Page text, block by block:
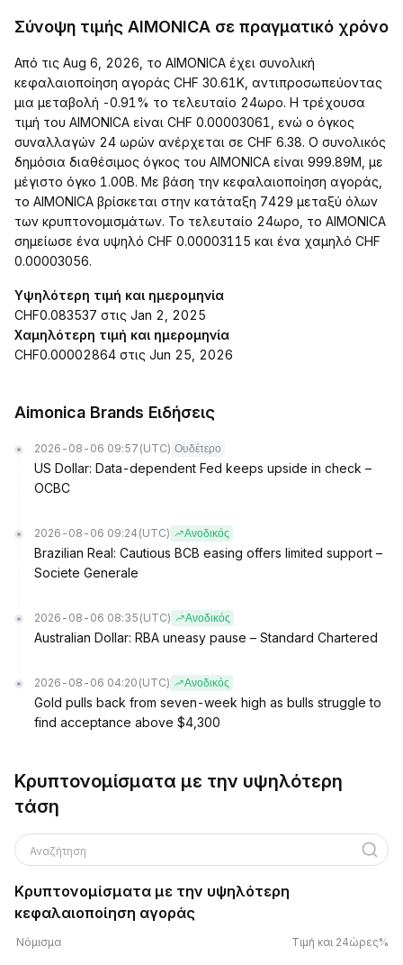
Σύνοψη τιμής AIMONICA σε πραγματικό χρόνο
Από τις Aug 6, 2026, το AIMONICA έχει συνολική
κεφαλαιοποίηση αγοράς CHF 30.61K, αντιπροσωπεύοντας
μια μεταβολή -0.91% το τελευταίο 24ωρο. Η τρέχουσα
τιμή του AIMONICA είναι CHF 0.00003061, ενώ ο όγκος
συναλλαγών 24 ωρών ανέρχεται σε CHF 6.38. Ο συνολικός
δημόσια διαθέσιμος όγκος του AIMONICA είναι 999.89M, με
μέγιστο όγκο 1.00B. Με βάση την κεφαλαιοποίηση αγοράς,
το AIMONICA βρίσκεται στην κατάταξη 7429 μεταξύ όλων
των κρυπτονομισμάτων. Το τελευταίο 24ωρο, το AIMONICA
σημείωσε ένα υψηλό CHF 0.00003115 και ένα χαμηλό CHF
0.00003056.
Υψηλότερη τιμή και ημερομηνία
CHF0.083537 στις Jan 2, 2025
Χαμηλότερη τιμή και ημερομηνία
CHF0.00002864 στις Jun 25, 2026
Aimonica Brands Ειδήσεις
2026-08-06 09:57 (UTC) Ουδέτερο
US Dollar: Data-dependent Fed keeps upside in check –
OCBC
2026-08-06 09:24 (UTC) Ανοδικός
Brazilian Real: Cautious BCB easing offers limited support –
Societe Generale
2026-08-06 08:35 (UTC) Ανοδικός
Australian Dollar: RBA uneasy pause – Standard Chartered
2026-08-06 04:20 (UTC) Ανοδικός
Gold pulls back from seven-week high as bulls struggle to
find acceptance above $4,300
Κρυπτονομίσματα με την υψηλότερη
τάση
Αναζήτηση
Κρυπτονομίσματα με την υψηλότερη
κεφαλαιοποίηση αγοράς
Νόμισμα Τιμή και 24ώρες%